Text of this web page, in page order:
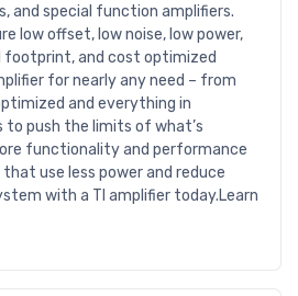
and special function amplifiers.
low offset, low noise, low power,
footprint, and cost optimized
for nearly any need – from
and everything in
to push the limits of what’s
functionality and performance
use less power and reduce
with a TI amplifier today.Learn